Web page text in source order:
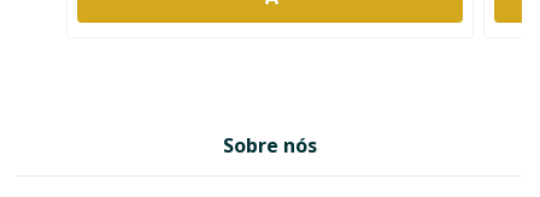
Sobre nós